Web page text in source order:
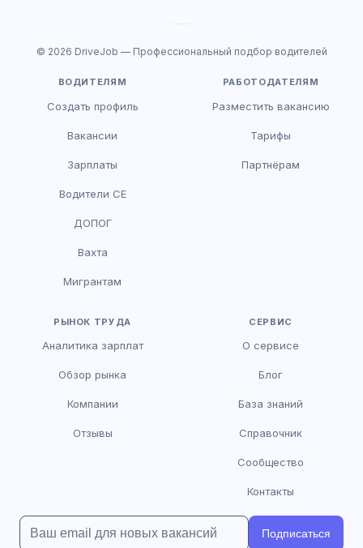
© 2026 DriveJob — Профессиональный подбор водителей
ВОДИТЕЛЯМ
Создать профиль
Вакансии
Зарплаты
Водители CE
ДОПОГ
Вахта
Мигрантам
РАБОТОДАТЕЛЯМ
Разместить вакансию
Тарифы
Партнёрам
РЫНОК ТРУДА
Аналитика зарплат
Обзор рынка
Компании
Отзывы
СЕРВИС
О сервисе
Блог
База знаний
Справочник
Сообщество
Контакты
Подписаться
HR-консультант
Здравствуйте! Я AI-консультант DriveJob.
помочь?